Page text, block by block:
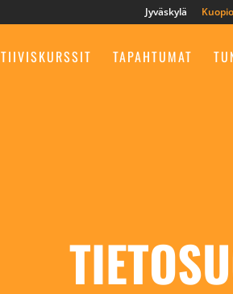
Jyväskylä Kuopio
TIIVISKURSSIT TAPAHTUMAT